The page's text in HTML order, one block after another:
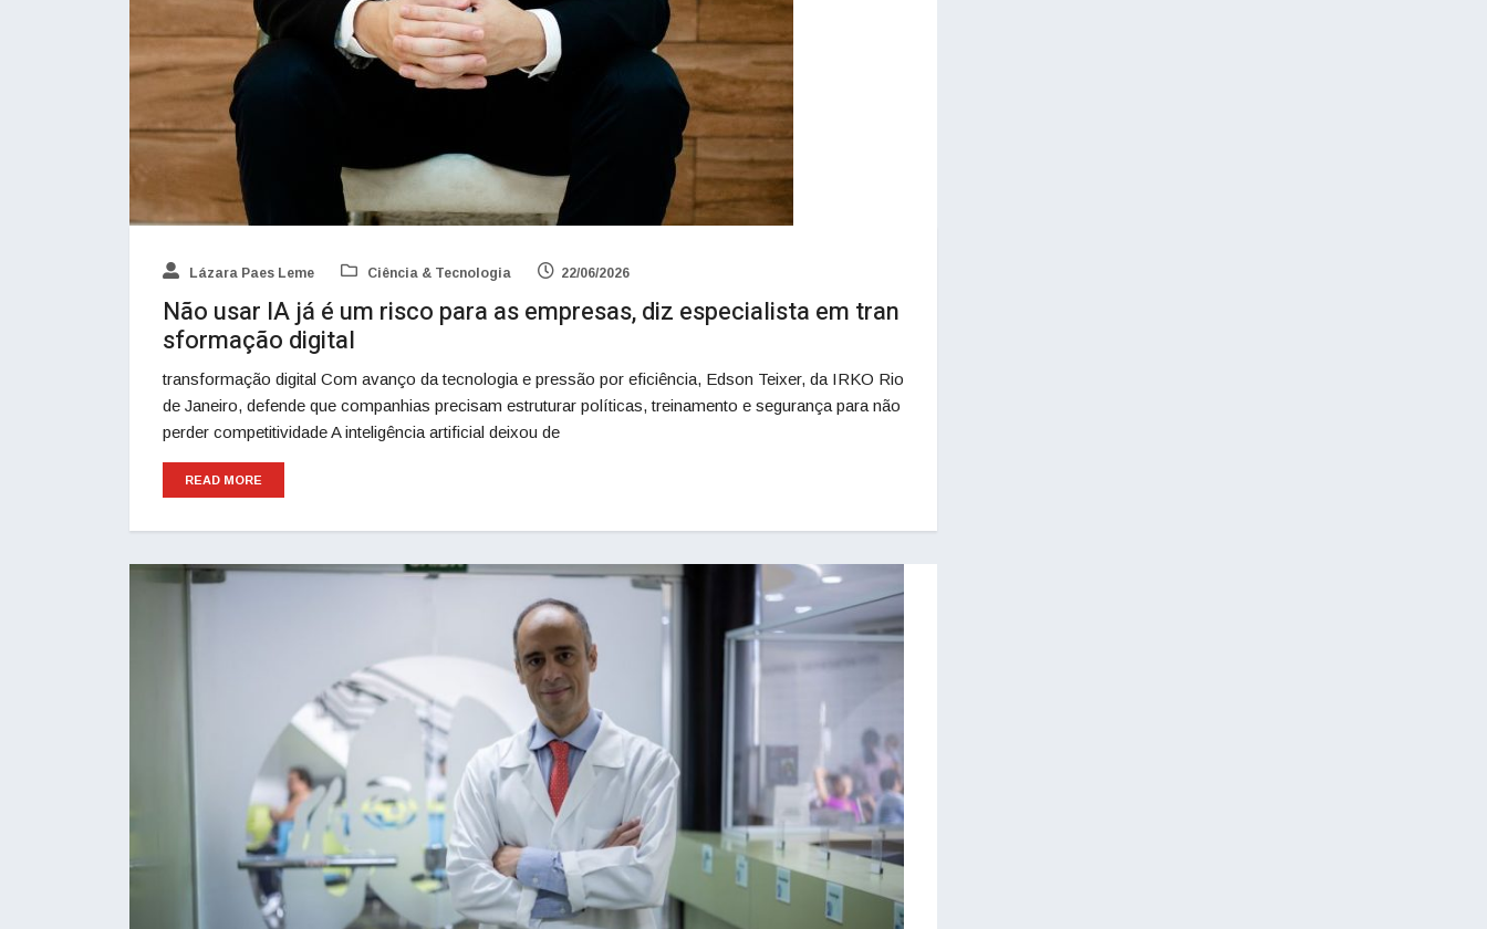
Lázara Paes Leme Ciência & Tecnologia 22/06/2026
Não usar IA já é um risco para as empresas, diz especialista em tran
sformação digital
transformação digital Com avanço da tecnologia e pressão por eficiência, Edson Teixer, da IRKO Rio
de Janeiro, defende que companhias precisam estruturar políticas, treinamento e segurança para não
perder competitividade A inteligência artificial deixou de
READ MORE